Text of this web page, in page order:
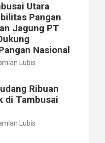
Utara
Pangan
Jagung PT
Nasional
Lubis
Ribuan
di Tambusai
Lubis